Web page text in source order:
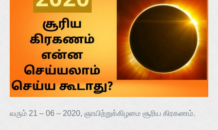
வரும் 21 – 06 – 2020, ஞாயிற்றுக்கிழமை சூரிய கிரகணம்.